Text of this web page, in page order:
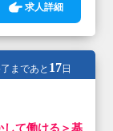
求人詳細
まであと 17日
して働ける＞基